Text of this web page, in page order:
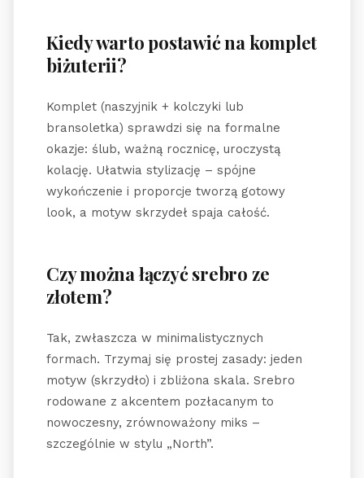
Kiedy warto postawić na komplet
biżuterii?
Komplet (naszyjnik + kolczyki lub
bransoletka) sprawdzi się na formalne
okazje: ślub, ważną rocznicę, uroczystą
kolację. Ułatwia stylizację – spójne
wykończenie i proporcje tworzą gotowy
look, a motyw skrzydeł spaja całość.
Czy można łączyć srebro ze
złotem?
Tak, zwłaszcza w minimalistycznych
formach. Trzymaj się prostej zasady: jeden
motyw (skrzydło) i zbliżona skala. Srebro
rodowane z akcentem pozłacanym to
nowoczesny, zrównoważony miks –
szczególnie w stylu „North”.